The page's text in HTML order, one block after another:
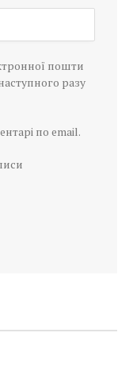
пошти
разу
по email.